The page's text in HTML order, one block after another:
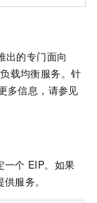
出的专门面向
载均衡服务。针
多信息，请参见
一个 EIP。如果
服务。